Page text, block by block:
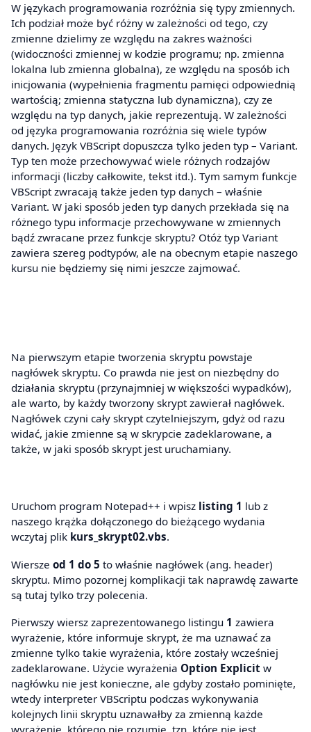
W językach programowania rozróżnia się typy zmiennych.
Ich podział może być różny w zależności od tego, czy
zmienne dzielimy ze względu na zakres ważności
(widoczności zmiennej w kodzie programu; np. zmienna
lokalna lub zmienna globalna), ze względu na sposób ich
inicjowania (wypełnienia fragmentu pamięci odpowiednią
wartością; zmienna statyczna lub dynamiczna), czy ze
względu na typ danych, jakie reprezentują. W zależności
od języka programowania rozróżnia się wiele typów
danych. Język VBScript dopuszcza tylko jeden typ – Variant.
Typ ten może przechowywać wiele różnych rodzajów
informacji (liczby całkowite, tekst itd.). Tym samym funkcje
VBScript zwracają także jeden typ danych – właśnie
Variant. W jaki sposób jeden typ danych przekłada się na
różnego typu informacje przechowywane w zmiennych
bądź zwracane przez funkcje skryptu? Otóż typ Variant
zawiera szereg podtypów, ale na obecnym etapie naszego
kursu nie będziemy się nimi jeszcze zajmować.
Na pierwszym etapie tworzenia skryptu powstaje
nagłówek skryptu. Co prawda nie jest on niezbędny do
działania skryptu (przynajmniej w większości wypadków),
ale warto, by każdy tworzony skrypt zawierał nagłówek.
Nagłówek czyni cały skrypt czytelniejszym, gdyż od razu
widać, jakie zmienne są w skrypcie zadeklarowane, a
także, w jaki sposób skrypt jest uruchamiany.
Uruchom program Notepad++ i wpisz listing 1 lub z
naszego krążka dołączonego do bieżącego wydania
wczytaj plik kurs_skrypt02.vbs.
Wiersze od 1 do 5 to właśnie nagłówek (ang. header)
skryptu. Mimo pozornej komplikacji tak naprawdę zawarte
są tutaj tylko trzy polecenia.
Pierwszy wiersz zaprezentowanego listingu 1 zawiera
wyrażenie, które informuje skrypt, że ma uznawać za
zmienne tylko takie wyrażenia, które zostały wcześniej
zadeklarowane. Użycie wyrażenia Option Explicit w
nagłówku nie jest konieczne, ale gdyby zostało pominięte,
wtedy interpreter VBScriptu podczas wykonywania
kolejnych linii skryptu uznawałby za zmienną każde